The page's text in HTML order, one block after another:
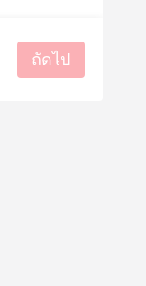
ถัดไป